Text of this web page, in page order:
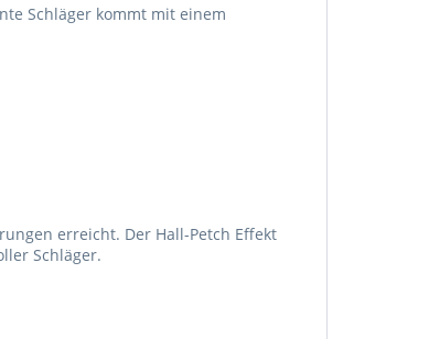
Schläger kommt mit einem
erreicht. Der Hall-Petch Effekt
Schläger.